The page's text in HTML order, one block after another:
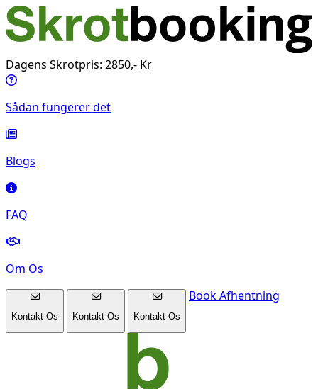
Dagens Skrotpris: 2850,- Kr
Sådan fungerer det
Blogs
FAQ
Om Os
Kontakt Os Kontakt Os Kontakt Os
Book Afhentning